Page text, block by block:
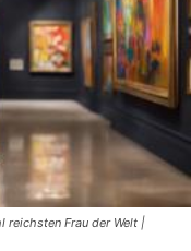
reichsten Frau der Welt |